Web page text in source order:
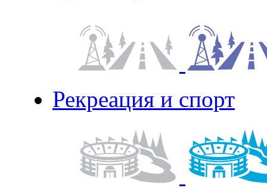
Рекреация и спорт